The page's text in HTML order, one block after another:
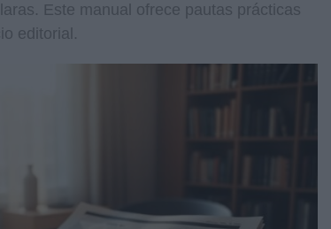
Este manual ofrece pautas prácticas
editorial.